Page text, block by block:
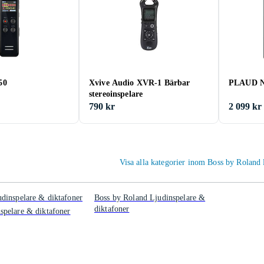
Xvive Audio XVR-1 Bärbar
stereoinspelare
790 kr
PLAUD
2 099 kr
Visa alla kategorier inom Boss by
& diktafoner
& diktafoner
Boss by Roland Ljudinspelare &
diktafoner